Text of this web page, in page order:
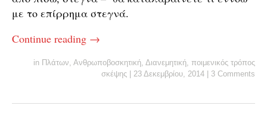
με το επίρρημα στεγνά.
Continue reading →
in Πλάτων, Ανθρωποβοσκητική, Διανεμητική, ποιμενικός τρόπος
σκέψης
23 Δεκεμβρίου, 2014 3 Comments